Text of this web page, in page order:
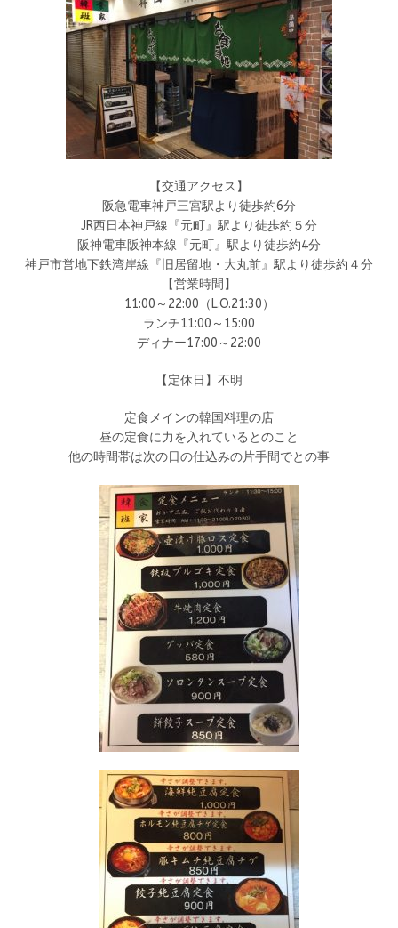
【交通アクセス】
阪急電車神戸三宮駅より徒歩約6分
JR西日本神戸線『元町』駅より徒歩約５分
阪神電車阪神本線『元町』駅より徒歩約4分
神戸市営地下鉄湾岸線『旧居留地・大丸前』駅より徒歩約４分
【営業時間】
11:00～22:00（L.O.21:30）
ランチ11:00～15:00
ディナー17:00～22:00
【定休日】不明
定食メインの韓国料理の店
昼の定食に力を入れているとのこと
他の時間帯は次の日の仕込みの片手間でとの事